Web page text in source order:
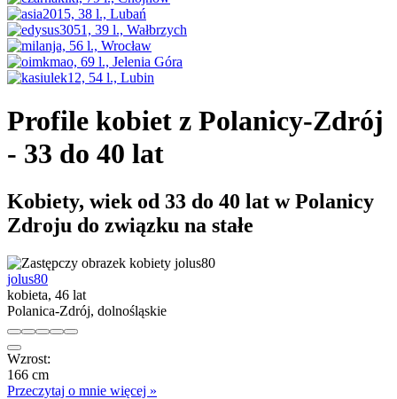
Profile kobiet z Polanicy-Zdrój
- 33 do 40 lat
Kobiety, wiek od 33 do 40 lat w Polanicy
Zdroju do związku na stałe
jolus80
kobieta, 46 lat
Polanica-Zdrój, dolnośląskie
Wzrost:
166 cm
Przeczytaj o mnie więcej »